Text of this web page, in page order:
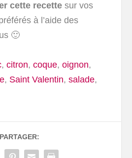
cette recette sur vos
à l’aide des
🙂
,citron,coque,oignon,
, Saint Valentin,salade,
PARTAGER: